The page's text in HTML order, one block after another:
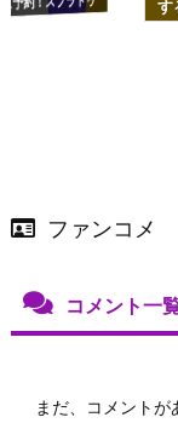
ップも渋谷Hz
す
ファンコメ
コメント一
まだ、コメントが